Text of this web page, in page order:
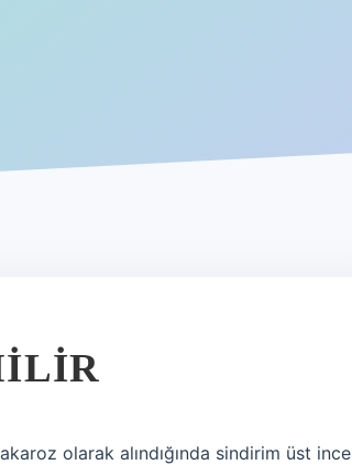
olarak alındığında sindirim üst ince